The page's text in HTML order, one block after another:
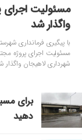
مسئولیت اجرای
واگذار شد
با پیگیری فرمانداری
مسئولیت اجرای پروژه
شهرداری لاهیجان واگذار
برای
دهید